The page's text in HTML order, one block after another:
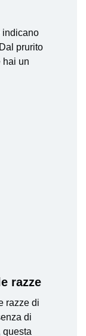
indicano
prurito
hai un
razze
razze di
di
questa